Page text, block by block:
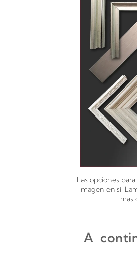
Las opciones
imagen en sí.
más
A